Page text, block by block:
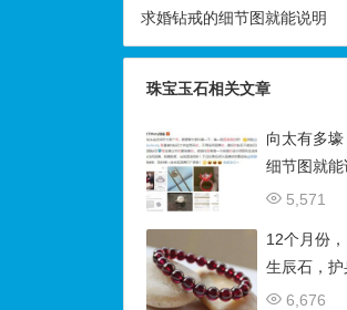
求婚钻戒的细节图就能说明
一切！
珠宝玉石相关文章
向太有多
细节图就能
5,571
12个月份
生辰石，护
6,676